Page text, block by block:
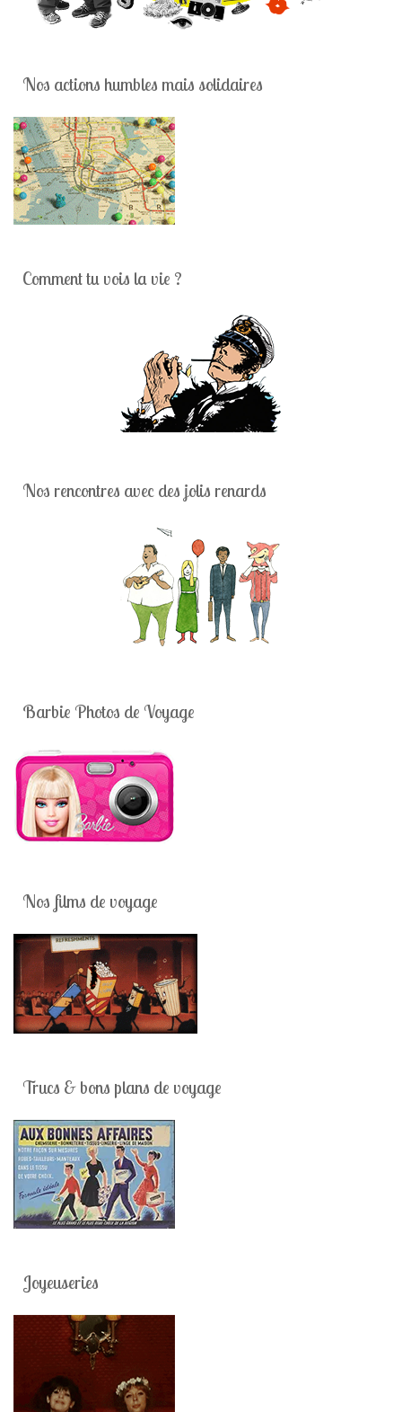
Nos actions humbles mais solidaires
Comment tu vois la vie ?
Nos rencontres avec des jolis renards
Barbie Photos de Voyage
Nos films de voyage
Trucs & bons plans de voyage
Joyeuseries